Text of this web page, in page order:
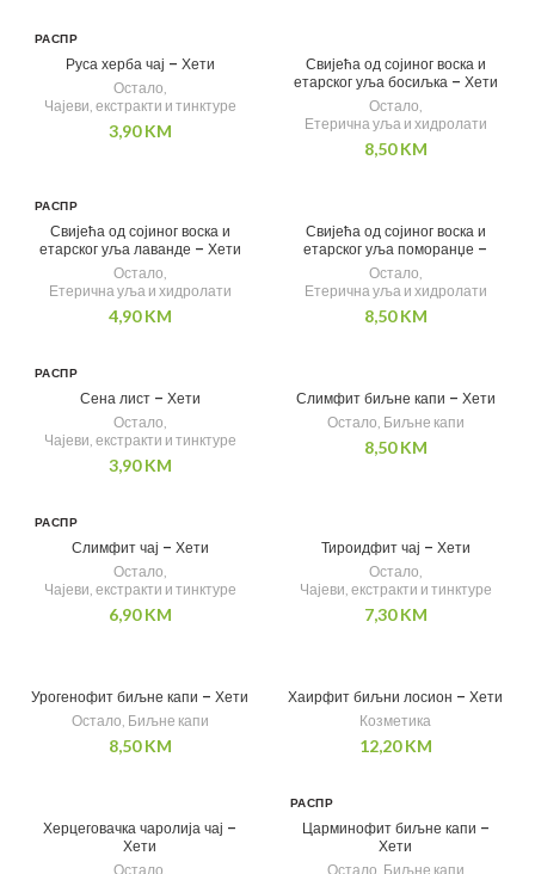
РАСПР
Руса херба чај – Хети
Остало,
Чајеви, екстракти и тинктуре
3,90KM
Свијећа од сојиног воска и
етарског уља босиљка – Хети
Остало,
Етерична уља и хидролати
8,50KM
РАСПР
О
Свијећа од сојиног воска и
етарског уља лаванде – Хети
Остало,
Етерична уља и хидролати
4,90KM
Свијећа од сојиног воска и
етарског уља поморанџе –
Хети
Остало,
Етерична уља и хидролати
8,50KM
РАСПР
Сена лист – Хети
Остало,
Чајеви, екстракти и тинктуре
3,90KM
Слимфит биљне капи – Хети
Остало, Биљне капи
8,50KM
РАСПР
Слимфит чај – Хети
Остало,
Чајеви, екстракти и тинктуре
6,90KM
Тироидфит чај – Хети
Остало,
Чајеви, екстракти и тинктуре
7,30KM
Урогенофит биљне капи – Хети
Остало, Биљне капи
8,50KM
Хаирфит биљни лосион – Хети
Козметика
12,20KM
Херцеговачка чаролија чај –
Хети
Остало,
РАСПР
О
Царминофит биљне капи –
Хети
Остало, Биљне капи